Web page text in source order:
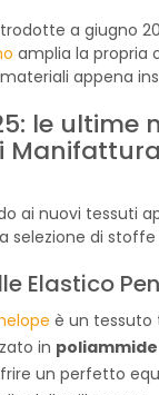
a giugno
amplia la propria
appena
le ultime
ai nuovi tessuti
selezione di
Elastico
è un
in
un perfetto